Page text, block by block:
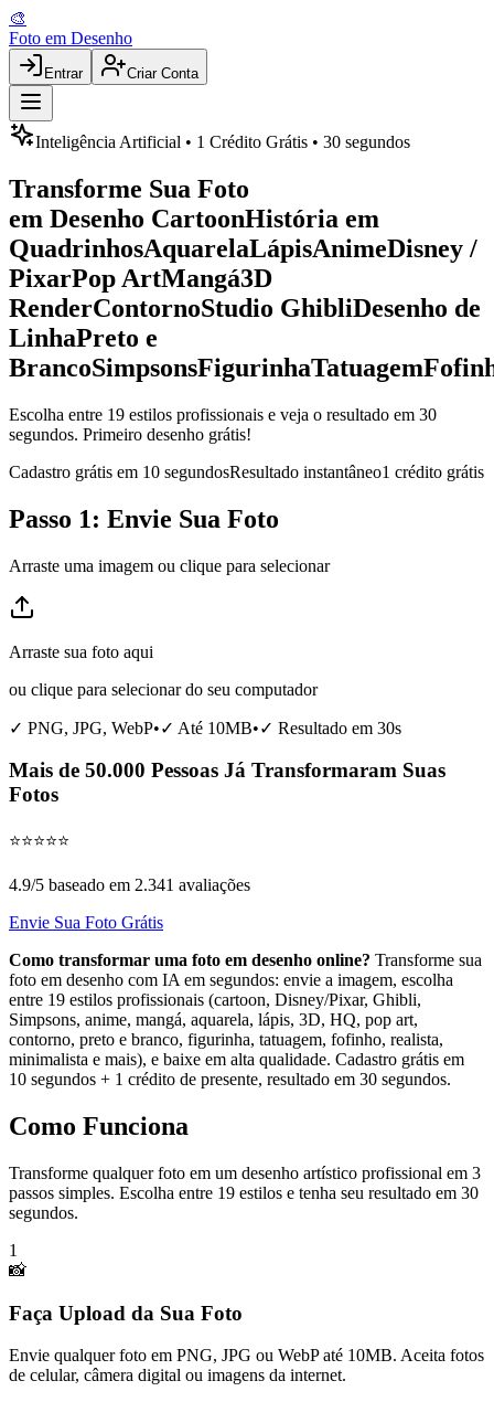
🎨
Foto em Desenho
Entrar Criar Conta
Inteligência Artificial • 1 Crédito Grátis • 30 segundos
Transforme Sua Foto
em Desenho CartoonHistória em
QuadrinhosAquarelaLápisAnimeDisney /
PixarPop ArtMangá3D
RenderContornoStudio GhibliDesenho de
LinhaPreto e
BrancoSimpsonsFigurinhaTatuagem
Escolha entre 19 estilos profissionais e veja o resultado em 30
segundos. Primeiro desenho grátis!
Cadastro grátis em 10 segundosResultado instantâneo1 crédito grátis
Passo 1: Envie Sua Foto
Arraste uma imagem ou clique para selecionar
Arraste sua foto aqui
ou clique para selecionar do seu computador
✓ PNG, JPG, WebP•✓ Até 10MB•✓ Resultado em 30s
Mais de 50.000 Pessoas Já Transformaram Suas
Fotos
⭐⭐⭐⭐⭐
4.9/5 baseado em 2.341 avaliações
Envie Sua Foto Grátis
Como transformar uma foto em desenho online? Transforme sua
foto em desenho com IA em segundos: envie a imagem, escolha
entre 19 estilos profissionais (cartoon, Disney/Pixar, Ghibli,
Simpsons, anime, mangá, aquarela, lápis, 3D, HQ, pop art,
contorno, preto e branco, figurinha, tatuagem, fofinho, realista,
minimalista e mais), e baixe em alta qualidade. Cadastro grátis em
10 segundos + 1 crédito de presente, resultado em 30 segundos.
Como Funciona
Transforme qualquer foto em um desenho artístico profissional em 3
passos simples. Escolha entre 19 estilos e tenha seu resultado em 30
segundos.
1
📸
Faça Upload da Sua Foto
Envie qualquer foto em PNG, JPG ou WebP até 10MB. Aceita fotos
de celular, câmera digital ou imagens da internet.